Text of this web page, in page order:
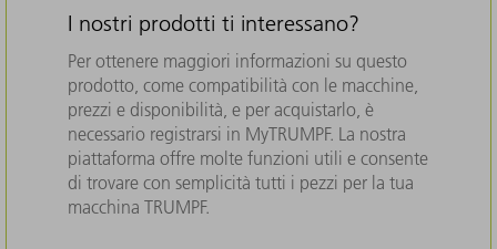
I nostri prodotti ti interessano?
Per ottenere maggiori informazioni su questo
prodotto, come compatibilità con le macchine,
prezzi e disponibilità, e per acquistarlo, è
necessario registrarsi in MyTRUMPF. La nostra
piattaforma offre molte funzioni utili e consente
di trovare con semplicità tutti i pezzi per la tua
macchina TRUMPF.